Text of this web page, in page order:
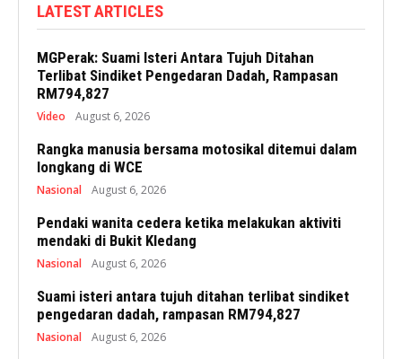
LATEST ARTICLES
MGPerak: Suami Isteri Antara Tujuh Ditahan
Terlibat Sindiket Pengedaran Dadah, Rampasan
RM794,827
Video August 6, 2026
Rangka manusia bersama motosikal ditemui dalam
longkang di WCE
Nasional August 6, 2026
Pendaki wanita cedera ketika melakukan aktiviti
mendaki di Bukit Kledang
Nasional August 6, 2026
Suami isteri antara tujuh ditahan terlibat sindiket
pengedaran dadah, rampasan RM794,827
Nasional August 6, 2026